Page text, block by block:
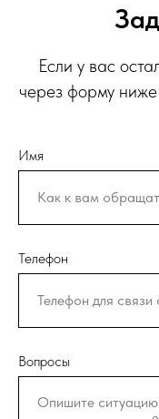
Если у вас
через форму
Имя
Телефон
Вопросы